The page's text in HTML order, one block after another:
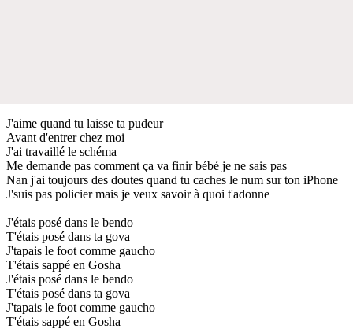
J'aime quand tu laisse ta pudeur
Avant d'entrer chez moi
J'ai travaillé le schéma
Me demande pas comment ça va finir bébé je ne sais pas
Nan j'ai toujours des doutes quand tu caches le num sur ton iPhone
J'suis pas policier mais je veux savoir à quoi t'adonne
J'étais posé dans le bendo
T'étais posé dans ta gova
J'tapais le foot comme gaucho
T'étais sappé en Gosha
J'étais posé dans le bendo
T'étais posé dans ta gova
J'tapais le foot comme gaucho
T'étais sappé en Gosha